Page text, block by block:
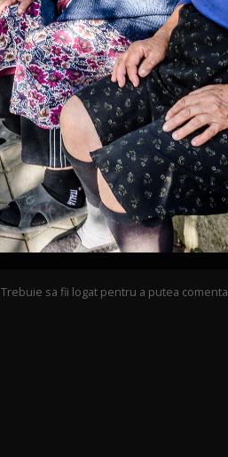
Trebuie sa fii logat pentru a putea comenta